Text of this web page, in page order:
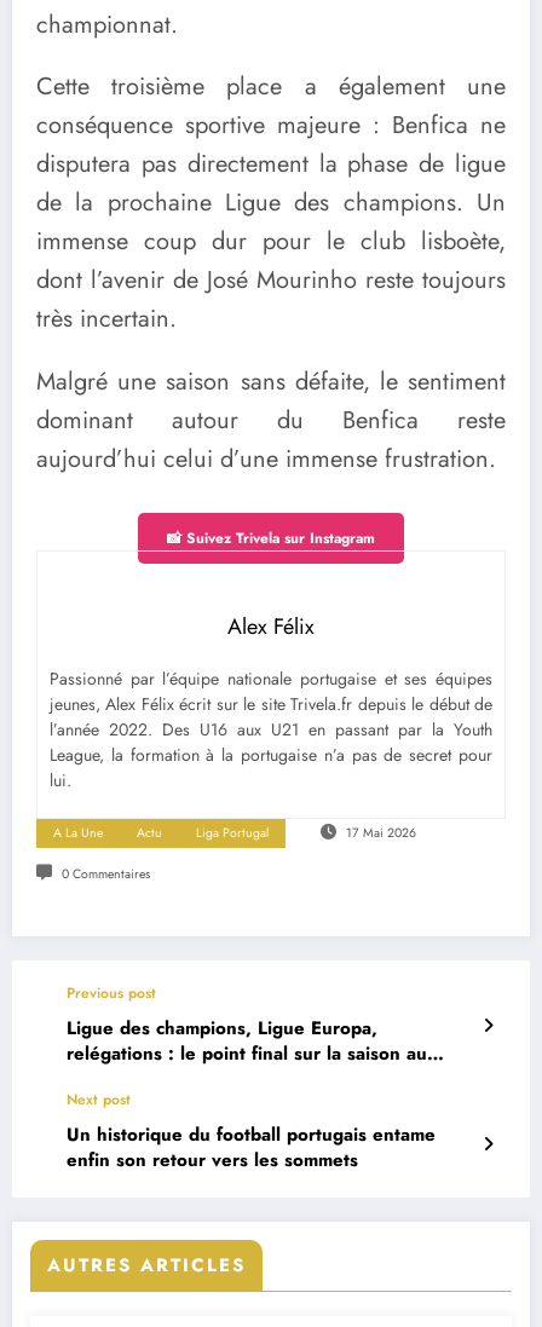
championnat.
Cette troisième place a également une
conséquence sportive majeure : Benfica ne
disputera pas directement la phase de ligue
de la prochaine Ligue des champions. Un
immense coup dur pour le club lisboète,
dont l’avenir de José Mourinho reste toujours
très incertain.
Malgré une saison sans défaite, le sentiment
dominant autour du Benfica reste
aujourd’hui celui d’une immense frustration.
📸 Suivez Trivela sur Instagram
Alex Félix
Passionné par l’équipe nationale portugaise et ses équipes
jeunes, Alex Félix écrit sur le site Trivela.fr depuis le début de
l’année 2022. Des U16 aux U21 en passant par la Youth
League, la formation à la portugaise n’a pas de secret pour
lui.
A La Une Actu Liga Portugal 17 Mai 2026
0 Commentaires
Previous post
Ligue des champions, Ligue Europa,
relégations : le point final sur la saison au
Next post
Un historique du football portugais entame
enfin son retour vers les sommets
AUTRES ARTICLES